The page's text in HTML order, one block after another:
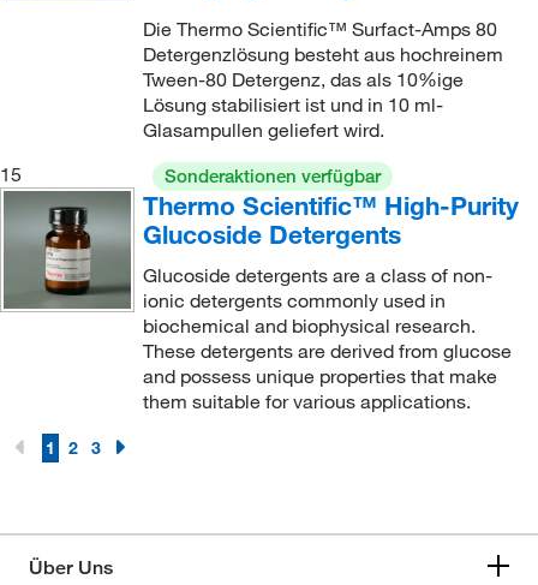
Die Thermo Scientific™ Surfact-Amps 80
Detergenzlösung besteht aus hochreinem
Tween-80 Detergenz, das als 10%ige
Lösung stabilisiert ist und in 10 ml-
Glasampullen geliefert wird.
15
Sonderaktionen verfügbar
Thermo Scientific™ High-Purity
Glucoside Detergents
Glucoside detergents are a class of non-
ionic detergents commonly used in
biochemical and biophysical research.
These detergents are derived from glucose
and possess unique properties that make
them suitable for various applications.
1 2 3
Über Uns